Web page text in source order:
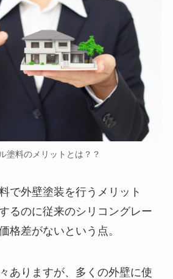
塗料のメリットとは？？
で外壁塗装を行うメリット
るのに従来のシリコングレー
格差がないという点。
ありますが、多くの外壁に使